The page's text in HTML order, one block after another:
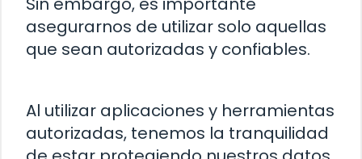
asegurarnos de utilizar solo aquellas
que sean autorizadas y confiables.
Al utilizar aplicaciones y herramientas
autorizadas, tenemos la tranquilidad